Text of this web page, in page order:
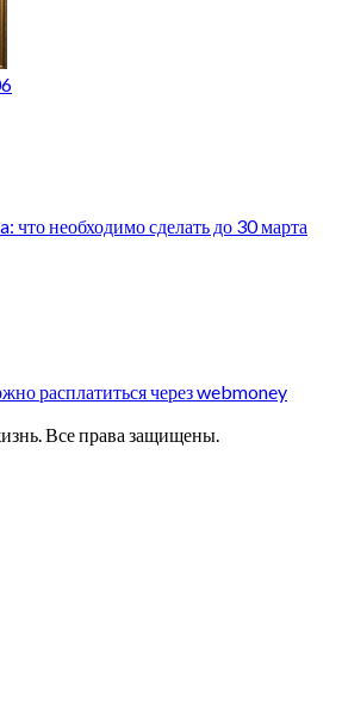
что необходимо сделать до 30 марта
расплатиться через webmoney
Все права защищены.